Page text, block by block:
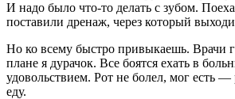
И надо было что-то делать с зубом.
поставили дренаж, через который
Но ко всему быстро привыкаешь. Врачи
плане я дурачок. Все боятся ехать в
удовольствием. Рот не болел, мог есть
еду.